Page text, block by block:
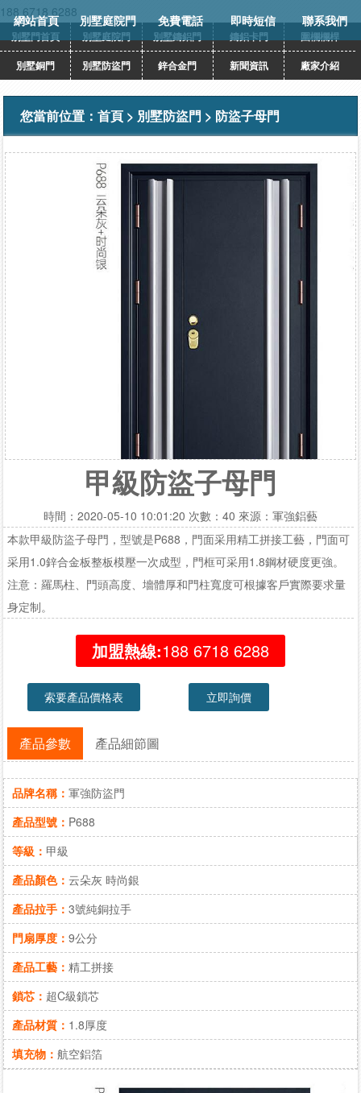
188 6718 6288
別墅門首頁 別墅庭院門 別墅鑄鋁門 鑄鋁卡門
圍欄欄桿
別墅銅門
別墅防盜門 鋅合金門 新聞資訊 廠家介紹
您當前位置：首頁 > 別墅防盜門 > 防盜子母門
甲級防盜子母門
時間：2020-05-10 10:01:20 次數：40 來源：軍強鋁藝
本款甲級防盜子母門，型號是P688，門面采用精工拼接工藝，門面可
采用1.0鋅合金板整板模壓一次成型，門框可采用1.8鋼材硬度更強。
注意：羅馬柱、門頭高度、墻體厚和門柱寬度可根據客戶實際要求量
身定制。
加盟熱線:188 6718 6288
索要產品價格表 立即詢價
產品參數 產品細節圖
品牌名稱：軍強防盜門
產品型號： P688
等級： 甲級
產品顏色：云朵灰 時尚銀
產品拉手：3號純銅拉手
門扇厚度：9公分
產品工藝：精工拼接
鎖芯： 超C級鎖芯
產品材質： 1.8厚度
填充物：航空鋁箔
網站首頁 別墅庭院門 免費電話 即時短信 聯系我們